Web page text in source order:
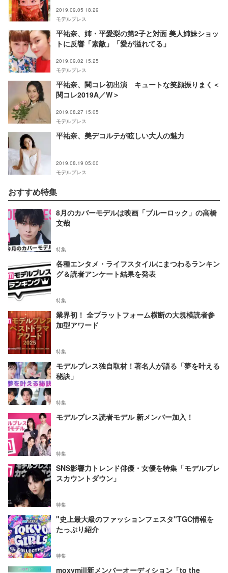
2019.09.05 18:29
モデルプレス
平祐奈、姉・平愛梨の第2子と対面 美人姉妹ショッ
トに反響「素敵」「愛が溢れてる」
2019.09.02 15:25
モデルプレス
平祐奈、関コレ初出演 キュートな笑顔振りまく＜
関コレ2019A／W＞
2019.08.27 15:05
モデルプレス
平祐奈、美デコルテが眩しい大人の魅力
2019.08.19 05:00
モデルプレス
おすすめ特集
8月のカバーモデルは映画「ブルーロック」の高橋
文哉
特集
各種エンタメ・ライフスタイルにまつわるランキン
グ＆読者アンケート結果を発表
特集
業界初！ 全プラットフォーム横断の大規模読者参
加型アワード
特集
モデルプレス独自取材！著名人が語る「夢を叶える
秘訣」
特集
モデルプレス読者モデル 新メンバー加入！
特集
SNS影響力トレンド俳優・女優を特集「モデルプレ
スカウントダウン」
特集
"史上最大級のファッションフェスタ"TGC情報を
たっぷり紹介
特集
moxymill新メンバーオーディション「to the